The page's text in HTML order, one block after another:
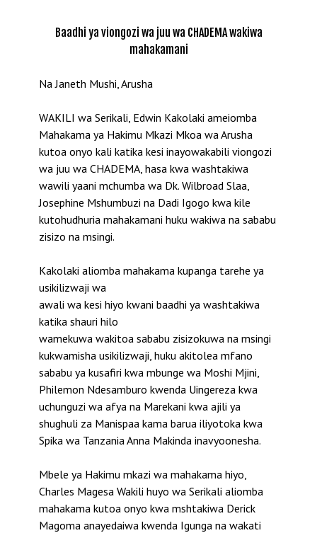
Baadhi ya viongozi wa juu wa CHADEMA wakiwa
mahakamani
Na Janeth Mushi, Arusha
WAKILI wa Serikali, Edwin Kakolaki ameiomba
Mahakama ya Hakimu Mkazi Mkoa wa Arusha
kutoa onyo kali katika kesi inayowakabili viongozi
wa juu wa CHADEMA, hasa kwa washtakiwa
wawili yaani mchumba wa Dk. Wilbroad Slaa,
Josephine Mshumbuzi na Dadi Igogo kwa kile
kutohudhuria mahakamani huku wakiwa na sababu
zisizo na msingi.
Kakolaki aliomba mahakama kupanga tarehe ya
usikilizwaji wa
awali wa kesi hiyo kwani baadhi ya washtakiwa
katika shauri hilo
wamekuwa wakitoa sababu zisizokuwa na msingi
kukwamisha usikilizwaji, huku akitolea mfano
sababu ya kusafiri kwa mbunge wa Moshi Mjini,
Philemon Ndesamburo kwenda Uingereza kwa
uchunguzi wa afya na Marekani kwa ajili ya
shughuli za Manispaa kama barua iliyotoka kwa
Spika wa Tanzania Anna Makinda inavyoonesha.
Mbele ya Hakimu mkazi wa mahakama hiyo,
Charles Magesa Wakili huyo wa Serikali aliomba
mahakama kutoa onyo kwa mshtakiwa Derick
Magoma anayedaiwa kwenda Igunga na wakati